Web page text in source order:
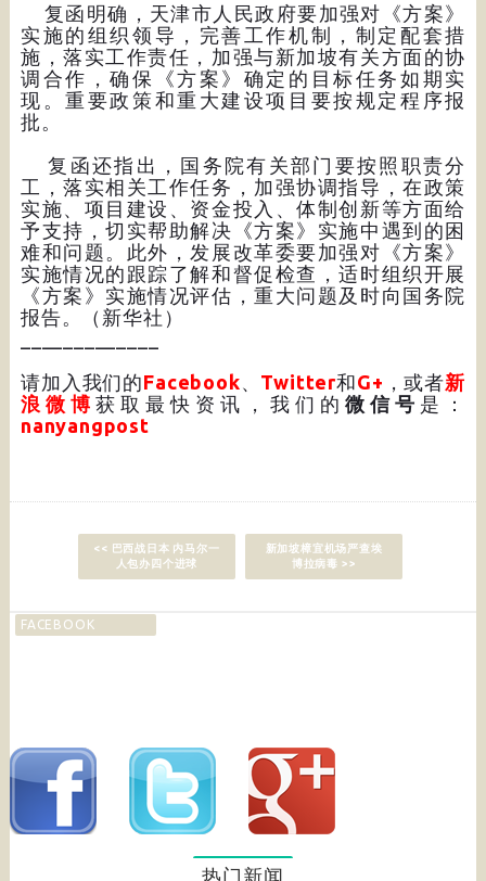
复函明确，天津市人民政府要加强对《方案》
实施的组织领导，完善工作机制，制定配套措
施，落实工作责任，加强与新加坡有关方面的协
调合作，确保《方案》确定的目标任务如期实
现。重要政策和重大建设项目要按规定程序报
批。
复函还指出，国务院有关部门要按照职责分
工，落实相关工作任务，加强协调指导，在政策
实施、项目建设、资金投入、体制创新等方面给
予支持，切实帮助解决《方案》实施中遇到的困
难和问题。此外，发展改革委要加强对《方案》
实施情况的跟踪了解和督促检查，适时组织开展
《方案》实施情况评估，重大问题及时向国务院
报告。（新华社）
请加入我们的Facebook Twitter和G+ ，或者新
浪微博 获取最快资讯，我们的微信号 是：
nanyangpost
<< 巴西战日本 内马尔一
人包办四个进球
新加坡樟宜机场严查埃
博拉病毒 >>
FACEBOOK
热门新闻